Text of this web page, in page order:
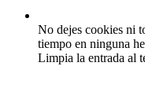
No dejes cookies ni
tiempo en ninguna
Limpia la entrada al